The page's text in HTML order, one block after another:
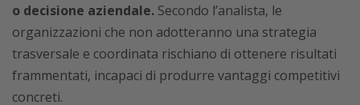
o decisione aziendale. Secondo l’analista, le
organizzazioni che non adotteranno una strategia
trasversale e coordinata rischiano di ottenere risultati
frammentati, incapaci di produrre vantaggi competitivi
concreti.